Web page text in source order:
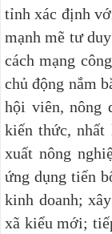
tỉnh xác định
mạnh mẽ tư
cách mạng
chủ động nắm
hội viên, nông
kiến thức, nhất
xuất nông
ứng dụng tiến
kinh doanh;
xã kiểu mới;